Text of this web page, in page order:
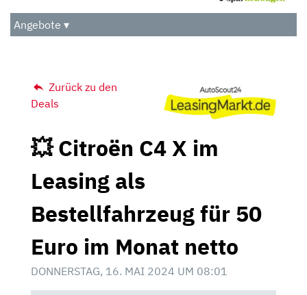
Audio
Das Beste
Angebote ▾
Zurück zu den
Deals
💥 Citroën C4 X im
Leasing als
Bestellfahrzeug für 50
Euro im Monat netto
DONNERSTAG, 16. MAI 2024 UM 08:01